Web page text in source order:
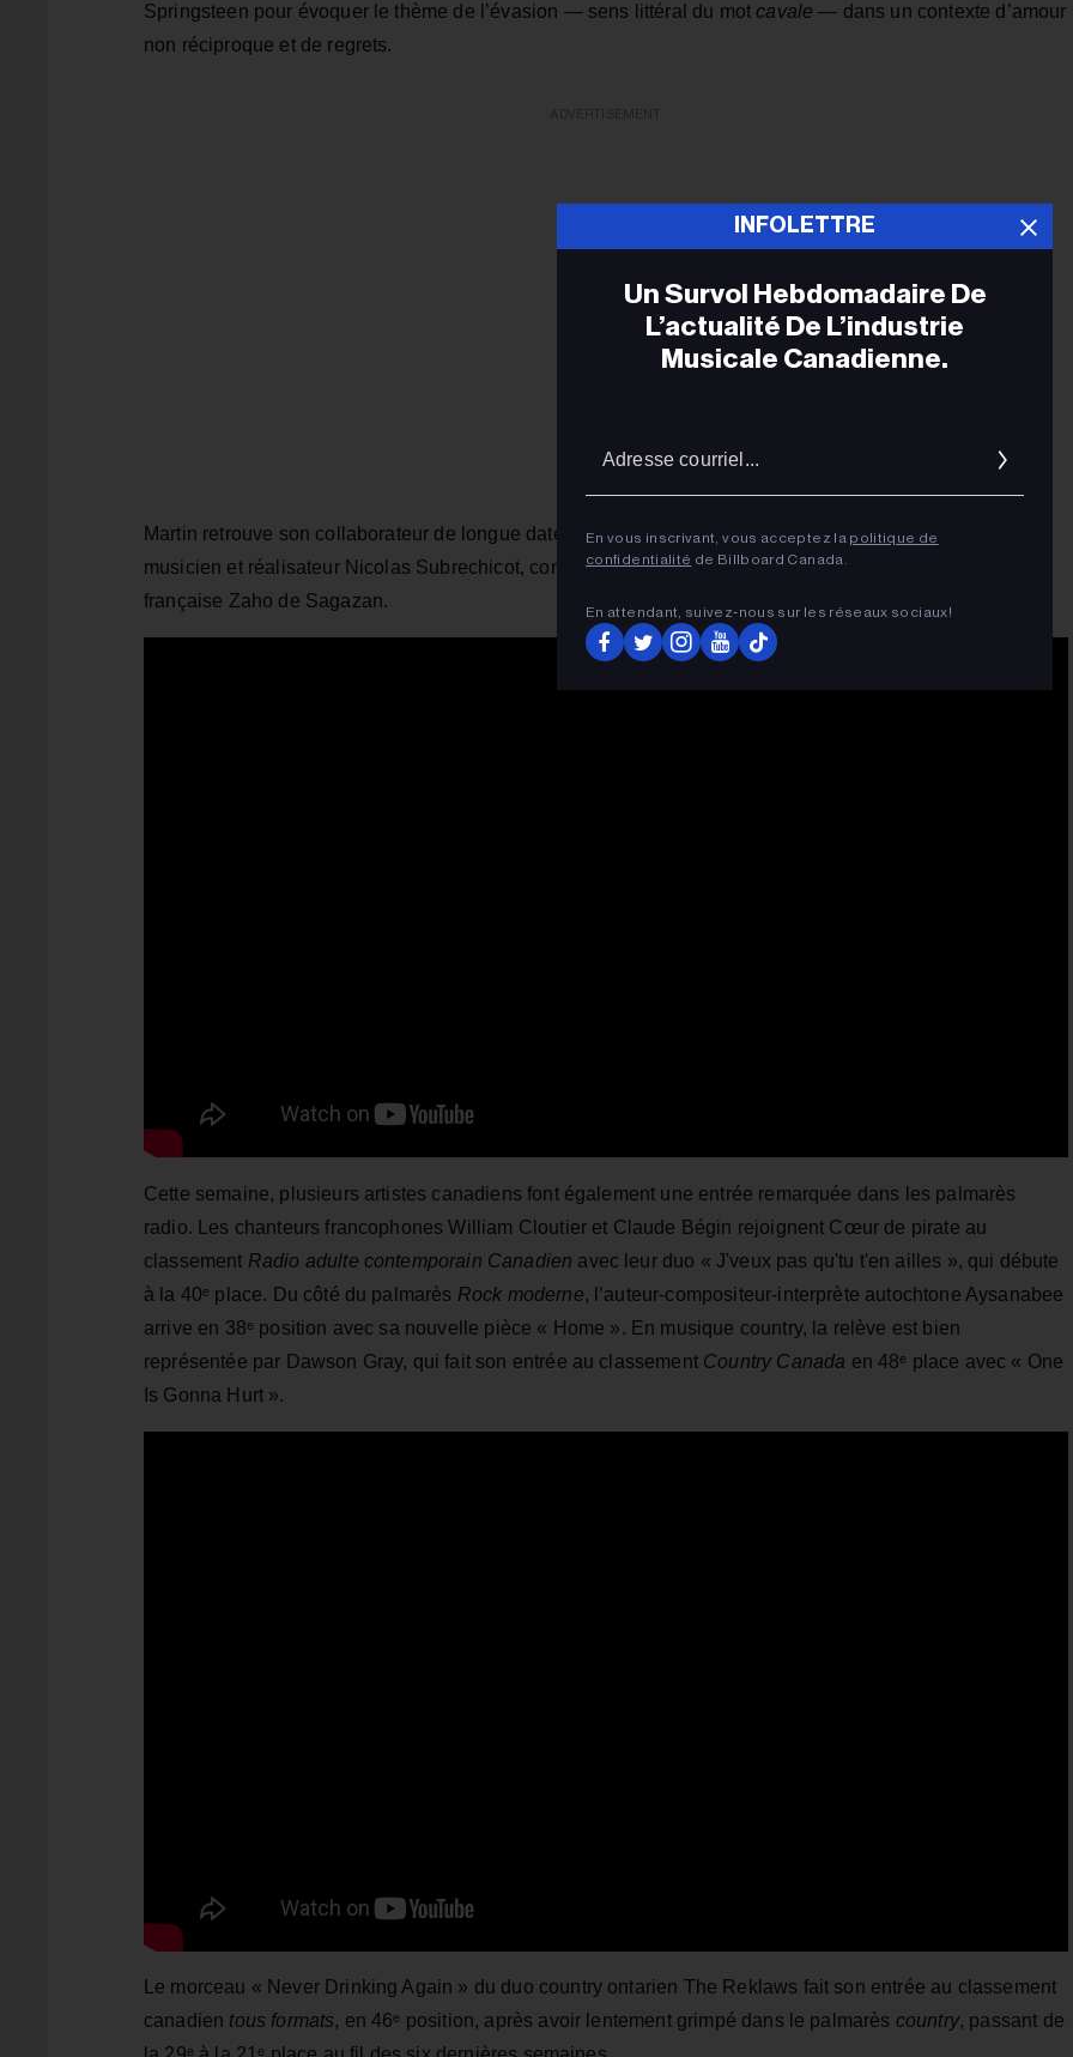
Springsteen pour évoquer le thème de l’évasion — sens littéral du mot cavale — dans un contexte d’amour
non réciproque et de regrets.
Martin retrouve son collaborateur de longue date Renaud Bastien sur ce projet, tout en s’entourant du
musicien et réalisateur Nicolas Subrechicot, connu notamment pour son travail aux côtés de la révélation
française Zaho de Sagazan.
Cette semaine, plusieurs artistes canadiens font également une entrée remarquée dans les palmarès
radio. Les chanteurs francophones William Cloutier et Claude Bégin rejoignent Cœur de pirate au
classement Radio adulte contemporain Canadien avec leur duo « J'veux pas qu'tu t'en ailles », qui débute
à la 40ᵉ place. Du côté du palmarès Rock moderne, l’auteur-compositeur-interprète autochtone Aysanabee
arrive en 38ᵉ position avec sa nouvelle pièce « Home ». En musique country, la relève est bien
représentée par Dawson Gray, qui fait son entrée au classement Country Canada en 48ᵉ place avec « One
Is Gonna Hurt ».
Le morceau « Never Drinking Again » du duo country ontarien The Reklaws fait son entrée au classement
canadien tous formats, en 46ᵉ position, après avoir lentement grimpé dans le palmarès country, passant de
INFOLETTRE
Un Survol Hebdomadaire De
L’actualité De L’industrie
Musicale Canadienne.
En vous inscrivant, vous acceptez la politique de
confidentialité de Billboard Canada.
En attendant, suivez‑nous sur les réseaux sociaux!